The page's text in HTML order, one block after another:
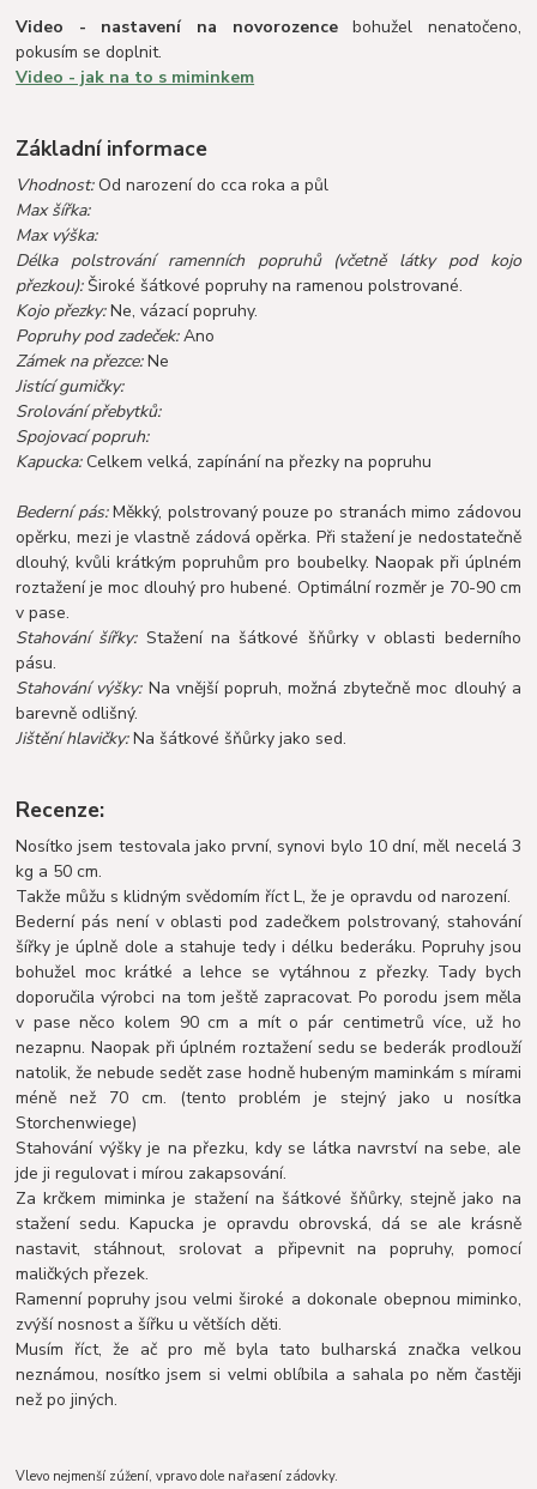
Video - nastavení na novorozencebohužel nenatočeno,
pokusím se doplnit.
Video - jak na to s miminkem
Základní informace
Vhodnost:Od narození do cca roka a půl
Max šířka:
Max výška:
Délka polstrování ramenních popruhů (včetně látky pod kojo
přezkou):Široké šátkové popruhy na ramenou polstrované.
Kojo přezky:Ne, vázací popruhy.
Popruhy pod zadeček:Ano
Zámek na přezce:Ne
Jistící gumičky:
Srolování přebytků:
Spojovací popruh:
Kapucka: Celkem velká, zapínání na přezky na popruhu
Bederní pás:Měkký, polstrovaný pouze po stranách mimo zádovou
opěrku, mezi je vlastně zádová opěrka. Při stažení je nedostatečně
dlouhý, kvůli krátkým popruhům pro boubelky. Naopak při úplném
roztažení je moc dlouhý pro hubené. Optimální rozměr je 70-90 cm
v pase.
Stahování šířky: Stažení na šátkové šňůrky v oblasti bederního
pásu.
Stahování výšky: Na vnější popruh, možná zbytečně moc dlouhý a
barevně odlišný.
Jištění hlavičky:Na šátkové šňůrky jako sed.
Recenze:
Nosítko jsem testovala jako první, synovi bylo 10 dní, měl necelá 3
kg a 50 cm.
Takže můžu s klidným svědomím říct L, že je opravdu od narození.
Bederní pás není v oblasti pod zadečkem polstrovaný, stahování
šířky je úplně dole a stahuje tedy i délku bederáku. Popruhy jsou
bohužel moc krátké a lehce se vytáhnou z přezky. Tady bych
doporučila výrobci na tom ještě zapracovat. Po porodu jsem měla
v pase něco kolem 90 cm a mít o pár centimetrů více, už ho
nezapnu. Naopak při úplném roztažení sedu se bederák prodlouží
natolik, že nebude sedět zase hodně hubeným maminkám s mírami
méně než 70 cm. (tento problém je stejný jako u nosítka
Storchenwiege)
Stahování výšky je na přezku, kdy se látka navrství na sebe, ale
jde ji regulovat i mírou zakapsování.
Za krčkem miminka je stažení na šátkové šňůrky, stejně jako na
stažení sedu. Kapucka je opravdu obrovská, dá se ale krásně
nastavit, stáhnout, srolovat a připevnit na popruhy, pomocí
maličkých přezek.
Ramenní popruhy jsou velmi široké a dokonale obepnou miminko,
zvýší nosnost a šířku u větších děti.
Musím říct, že ač pro mě byla tato bulharská značka velkou
neznámou, nosítko jsem si velmi oblíbila a sahala po něm častěji
než po jiných.
Vlevo nejmenší zúžení, vpravo dole nařasení zádovky.